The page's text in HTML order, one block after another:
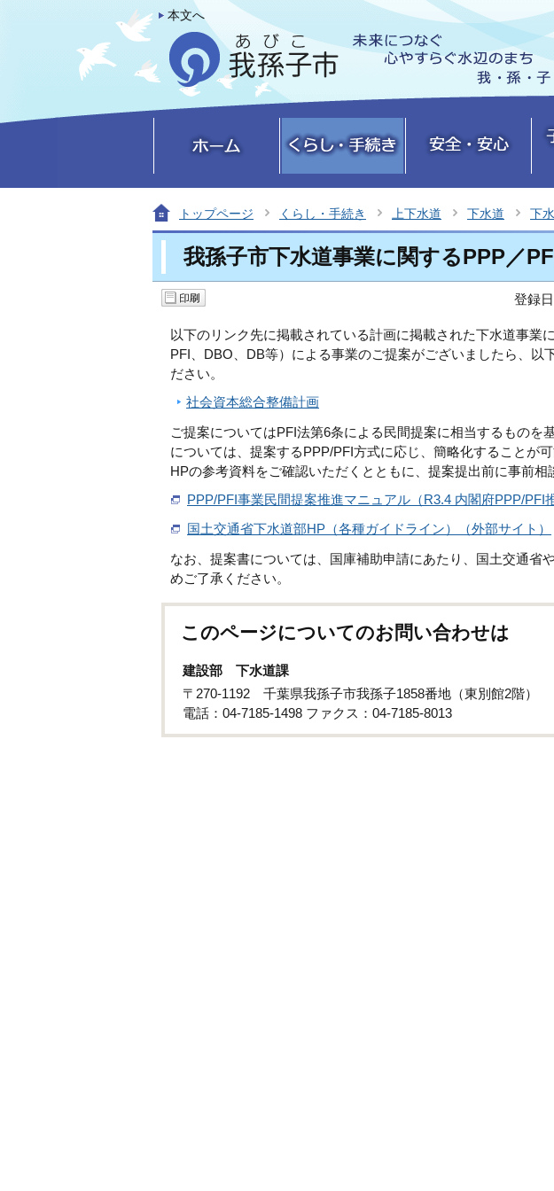
本文へ
トップページ くらし・手続き 上下水道 下水道 下
我孫子市下水道事業に関するPPP／
登録
以下のリンク先に掲載されている計画に掲載された下水道事業
PFI、DBO、DB等）による事業のご提案がございましたら、以
ださい。
社会資本総合整備計画
ご提案についてはPFI法第6条による民間提案に相当するものを
については、提案するPPP/PFI方式に応じ、簡略化することが
HPの参考資料をご確認いただくとともに、提案提出前に事前相
PPP/PFI事業民間提案推進マニュアル（R3.4 内閣府PPP/PFI
国土交通省下水道部HP（各種ガイドライン）（外部サイト）
なお、提案書については、国庫補助申請にあたり、国土交通省
めご了承ください。
このページについてのお問い合わせは
建設部 下水道課
〒270-1192 千葉県我孫子市我孫子1858番地（東別館2階）
電話：04-7185-1498 ファクス：04-7185-8013